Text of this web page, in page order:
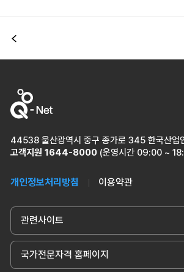
이전
44538 울산광역시 중구 종가로 345 한국산업
고객지원 1644-8000 (운영시간 09:00 ~
개인정보처리방침 이용약관
관련사이트
국가전문자격 홈페이지